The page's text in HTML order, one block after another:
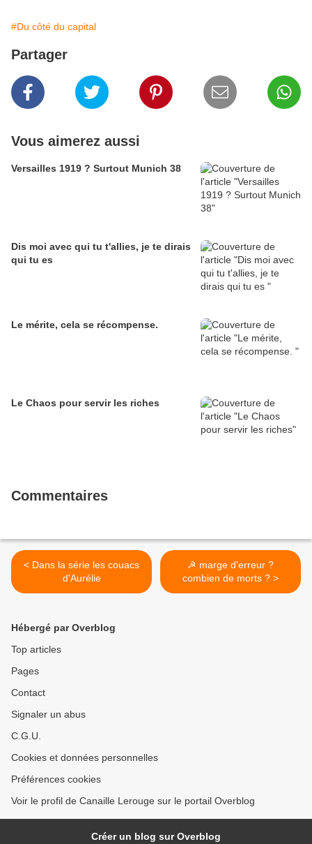
#Du côté du capital
Partager
Vous aimerez aussi
Versailles 1919 ? Surtout Munich 38
Dis moi avec qui tu t'allies, je te dirais
qui tu es
Le mérite, cela se récompense.
Le Chaos pour servir les riches
Commentaires
< Dans la série les couacs
d'Aurélie
☭ marge d'erreur ?
combien de morts ? >
Hébergé par Overblog
Top articles
Pages
Contact
Signaler un abus
C.G.U.
Cookies et données personnelles
Préférences cookies
Voir le profil de Canaille Lerouge sur le portail Overblog
Créer un blog sur Overblog